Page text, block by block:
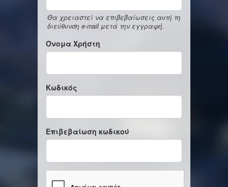
Θα χρειαστεί να επιβεβαίωσεις αυτή τη
διεύθυνση e-mail μετά την εγγραφή.
Όνομα Χρήστη
Κωδικός
Επιβεβαίωση κωδικού